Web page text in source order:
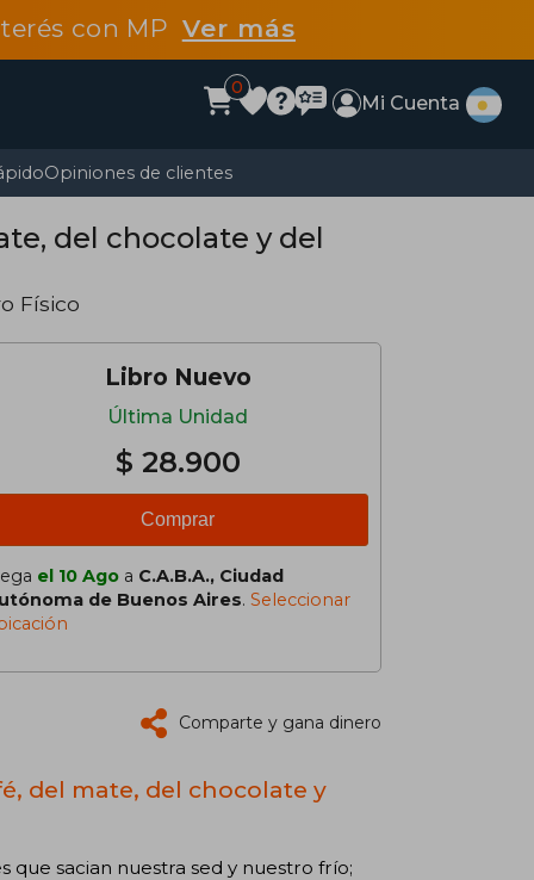
con MP Ver más
0
Mi Cuenta
Opiniones de clientes
del chocolate y del
Físico
Libro Nuevo
Última Unidad
$ 28.900
Comprar
el 10 Ago a C.A.B.A., Ciudad
de Buenos Aires. Seleccionar
Comparte y gana dinero
del mate, del chocolate y
que sacian nuestra sed y nuestro frío;